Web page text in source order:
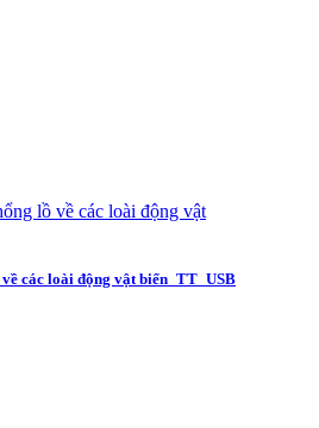
các loài động vật biển_TT_USB